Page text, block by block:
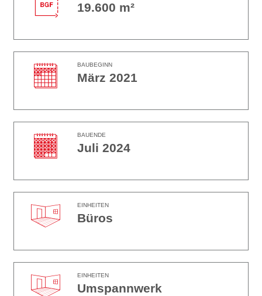
19.600 m²
BAUBEGINN
März 2021
BAUENDE
Juli 2024
EINHEITEN
Büros
EINHEITEN
Umspannwerk